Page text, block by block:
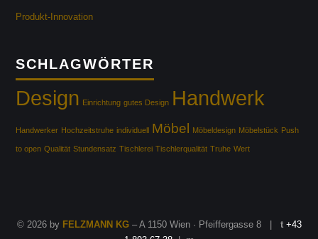
Produkt-Innovation
SCHLAGWÖRTER
Design Einrichtung gutes Design Handwerk
Handwerker Hochzeitstruhe individuell Möbel Möbeldesign Möbelstück Push
to open Qualität Stundensatz Tischlerei Tischlerqualität Truhe Wert
© 2026 by FELZMANN KG– A 1150 Wien · Pfeiffergasse 8 | t +43